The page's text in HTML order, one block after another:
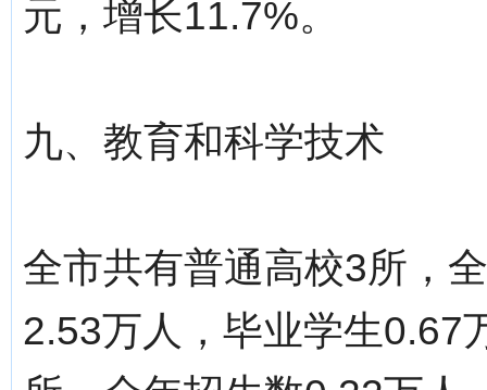
元，增长11.7%。
九、教育和科学技术
全市共有普通高校3所，
2.53万人，毕业学生0.67